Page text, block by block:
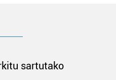
sartutako